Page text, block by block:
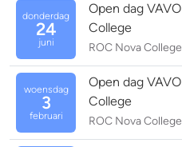
donderdag
24
juni
Open dag
College
ROC Nova
woensdag
3
februari
Open dag
College
ROC Nova